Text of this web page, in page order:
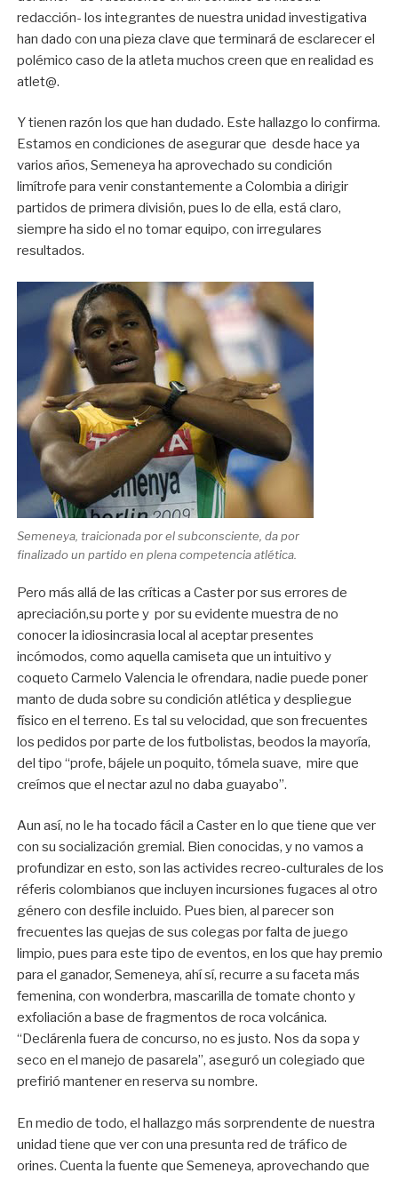
redacción- los integrantes de nuestra unidad investigativa
han dado con una pieza clave que terminará de esclarecer el
polémico caso de la atleta muchos creen que en realidad es
atlet@.
Y tienen razón los que han dudado. Este hallazgo lo confirma.
Estamos en condiciones de asegurar que desde hace ya
varios años, Semeneya ha aprovechado su condición
limítrofe para venir constantemente a Colombia a dirigir
partidos de primera división, pues lo de ella, está claro,
siempre ha sido el no tomar equipo, con irregulares
resultados.
Semeneya, traicionada por el subconsciente, da por
finalizado un partido en plena competencia atlética.
Pero más allá de las críticas a Caster por sus errores de
apreciación,su porte y por su evidente muestra de no
conocer la idiosincrasia local al aceptar presentes
incómodos, como aquella camiseta que un intuitivo y
coqueto Carmelo Valencia le ofrendara, nadie puede poner
manto de duda sobre su condición atlética y despliegue
físico en el terreno. Es tal su velocidad, que son frecuentes
los pedidos por parte de los futbolistas, beodos la mayoría,
del tipo “profe, bájele un poquito, tómela suave, mire que
creímos que el nectar azul no daba guayabo”.
Aun así, no le ha tocado fácil a Caster en lo que tiene que ver
con su socialización gremial. Bien conocidas, y no vamos a
profundizar en esto, son las activides recreo-culturales de los
réferis colombianos que incluyen incursiones fugaces al otro
género con desfile incluido. Pues bien, al parecer son
frecuentes las quejas de sus colegas por falta de juego
limpio, pues para este tipo de eventos, en los que hay premio
para el ganador, Semeneya, ahí sí, recurre a su faceta más
femenina, con wonderbra, mascarilla de tomate chonto y
exfoliación a base de fragmentos de roca volcánica.
“Declárenla fuera de concurso, no es justo. Nos da sopa y
seco en el manejo de pasarela”, aseguró un colegiado que
prefirió mantener en reserva su nombre.
En medio de todo, el hallazgo más sorprendente de nuestra
unidad tiene que ver con una presunta red de tráfico de
orines. Cuenta la fuente que Semeneya, aprovechando que